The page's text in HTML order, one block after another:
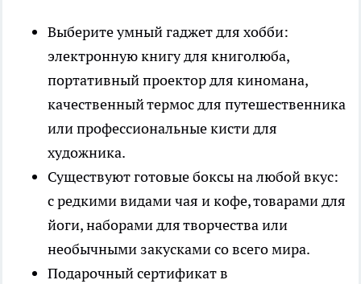
Выберите умный гаджет для хобби:
электронную книгу для книголюба,
портативный проектор для киномана,
качественный термос для путешественника
или профессиональные кисти для
художника.
Существуют готовые боксы на любой вкус:
с редкими видами чая и кофе, товарами для
йоги, наборами для творчества или
необычными закусками со всего мира.
Подарочный сертификат в